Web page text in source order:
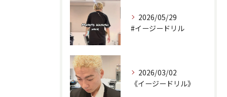
2026/05/29
#イージードリル
2026/03/02
《イージードリル》